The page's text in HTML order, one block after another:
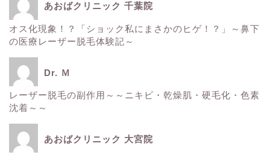
あおばクリニック 千葉院
オス化現象！？「ショック私にまさかのヒゲ！？」～鼻下
の医療レーザー脱毛体験記～
Dr. Ｍ
レーザー脱毛の副作用～～ニキビ・乾燥肌・硬毛化・色素
沈着～～
あおばクリニック 大宮院
■美容情報■
健康